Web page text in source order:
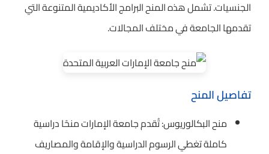
الجنسيات. تشمل هذه المنح البرامج الأكاديمية المتنوعة التي
تقدمها الجامعة في مختلف المجالات.
تفاصيل المنح
منح البكالوريوس: تُقدم جامعة الإمارات منحًا دراسية
كاملة تغطي الرسوم الدراسية والإقامة والمصاريف